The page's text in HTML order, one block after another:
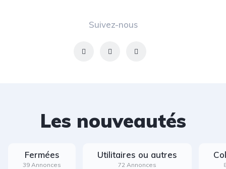
Suivez-nous
Les nouveautés
Fermées
39 Annonces
Utilitaires ou autres
72 Annonces